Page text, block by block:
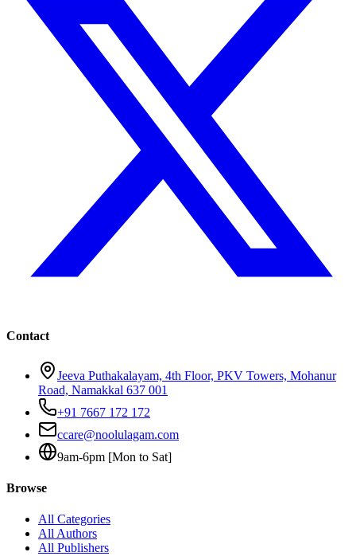
Contact
Jeeva Puthakalayam, 4th Floor, PKV Towers, Mohanur
Road, Namakkal 637 001
+91 7667 172 172
ccare@noolulagam.com
9am-6pm [Mon to Sat]
Browse
All Categories
All Authors
All Publishers